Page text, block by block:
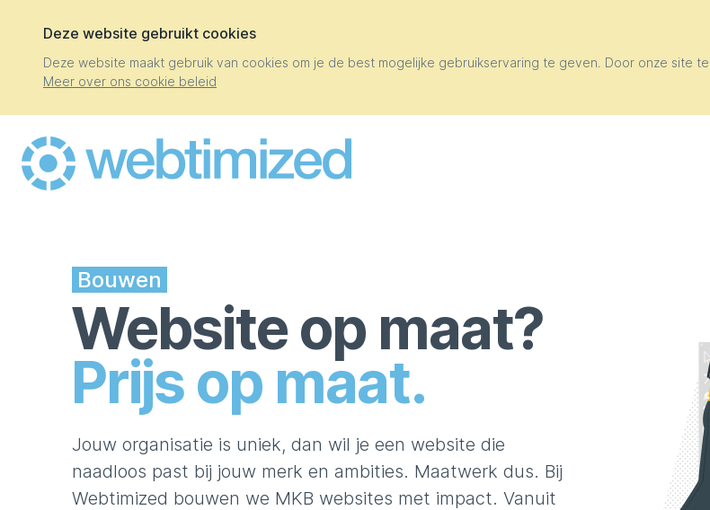
Deze website gebruikt cookies
Deze website maakt gebruik van cookies om je de best mogelijke gebruikservaring te geven. Door onze site
Meer over ons cookie beleid
Bouwen
Website op maat?
Prijs op maat.
Jouw organisatie is uniek, dan wil je een website die
naadloos past bij jouw merk en ambities. Maatwerk dus. Bij
Webtimized bouwen we MKB websites met impact. Vanuit